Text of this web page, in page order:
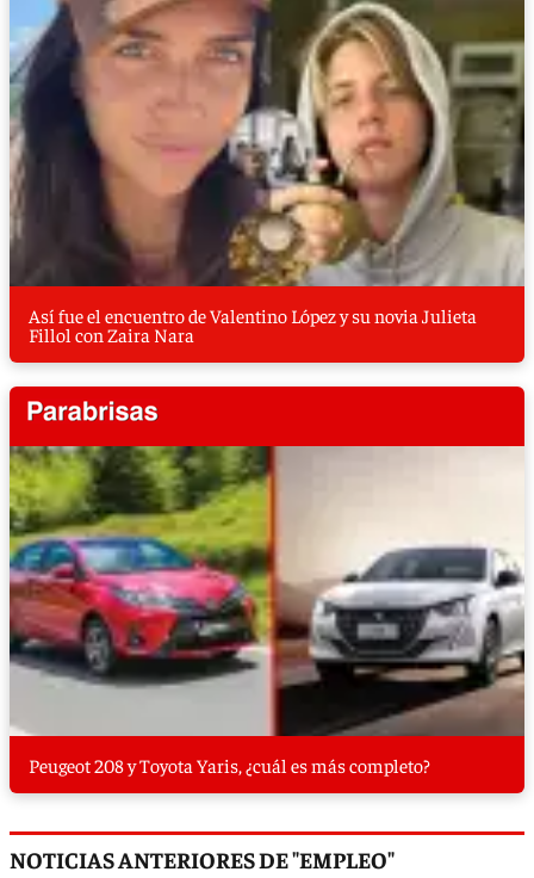
Así fue el encuentro de Valentino López y su novia Julieta
Fillol con Zaira Nara
Peugeot 208 y Toyota Yaris, ¿cuál es más completo?
NOTICIAS ANTERIORES DE "EMPLEO"